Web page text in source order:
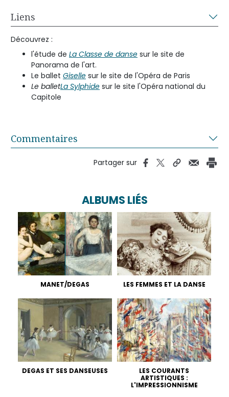
Liens
Découvrez :
l'étude de La Classe de danse sur le site de
Panorama de l'art.
Le ballet Giselle sur le site de l'Opéra de Paris
Le balletLa Sylphide sur le site l'Opéra national du
Capitole
Commentaires
Partager sur
ALBUMS LIÉS
MANET/DEGAS LES FEMMES ET LA DANSE
DEGAS ET SES DANSEUSES
LES COURANTS
ARTISTIQUES :
L'IMPRESSIONNISME